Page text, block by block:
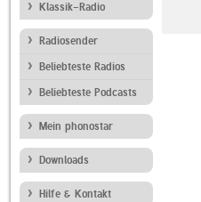
Klassik-Radio
Radiosender
Beliebteste Radios
Beliebteste Podcasts
Mein phonostar
Downloads
Hilfe & Kontakt
Dvojka ORF Radio Kärnten